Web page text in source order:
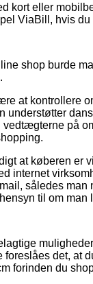
kort eller
ViaBill, hvis
shop burde
at kontrollere
understøtter
på
at køberen er
internet
således
til om
det, at
forinden du